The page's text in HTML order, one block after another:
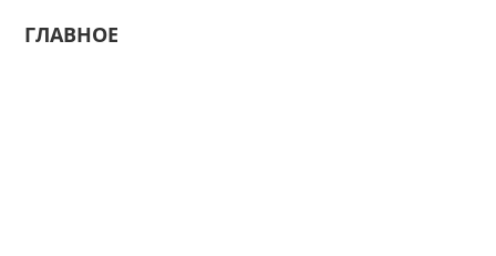
ГЛАВНОЕ